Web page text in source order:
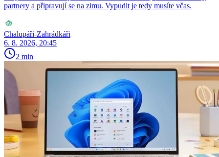
partnery a připravují se na zimu. Vypudit je tedy musíte včas.
Chalupáři-Zahrádkáři
6. 8. 2026, 20:45
2 min